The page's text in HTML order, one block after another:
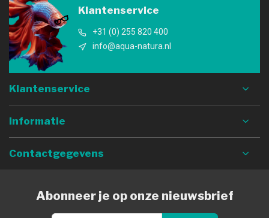
Klantenservice
+31 (0) 255 820 400
info@aqua-natura.nl
Klantenservice
Informatie
Contactgegevens
Abonneer je op onze nieuwsbrief